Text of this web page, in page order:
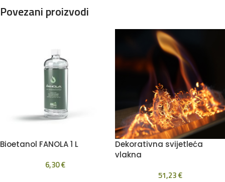
Povezani proizvodi
Bioetanol FANOLA 1 L
6,30€
Dekorativna svijetleća
vlakna
51,23€